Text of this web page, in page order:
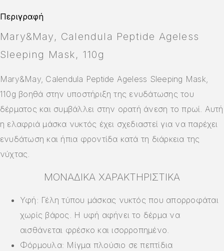
Περιγραφή
Mary&May, Calendula Peptide Ageless
Sleeping Mask, 110g
Mary&May, Calendula Peptide Ageless Sleeping Mask,
110g βοηθά στην υποστήριξη της ενυδάτωσης του
δέρματος και συμβάλλει στην ορατή άνεση το πρωί. Αυτή
η ελαφριά μάσκα νυκτός έχει σχεδιαστεί για να παρέχει
ενυδάτωση και ήπια φροντίδα κατά τη διάρκεια της
νύχτας.
ΜΟΝΑΔΙΚΆ ΧΑΡΑΚΤΗΡΙΣΤΙΚΆ
Υφή: Γέλη τύπου μάσκας νυκτός που απορροφάται
χωρίς βάρος. Η υφή αφήνει το δέρμα να
αισθάνεται φρέσκο και ισορροπημένο.
Φόρμουλα: Μίγμα πλούσιο σε πεπτίδια